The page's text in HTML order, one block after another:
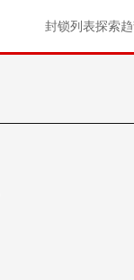
封锁列表探索